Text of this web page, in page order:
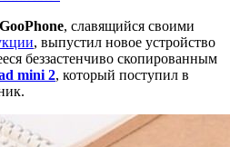
GooPhone, славящийся своими
, выпустил новое устройство
беззастенчиво скопированным
mini 2, который поступил в